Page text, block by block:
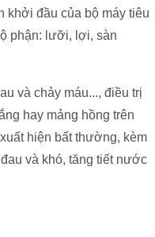
khởi đầu của bộ máy tiêu
phận: lưỡi, lợi, sàn
và chảy máu..., điều trị
hay mảng hồng trên
hiện bất thường, kèm
và khó, tăng tiết nước